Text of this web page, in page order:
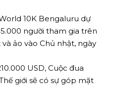
10K Bengaluru dự
người tham gia trên
ảo vào Chủ nhật, ngày
USD, Cuộc đua
giới sẽ có sự góp mặt